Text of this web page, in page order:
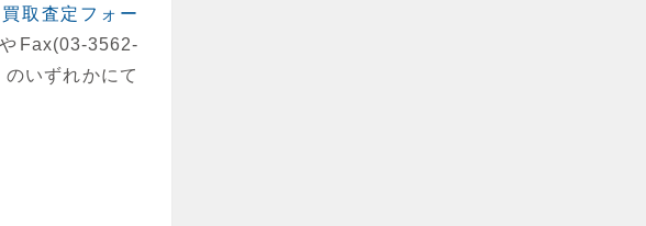
買取査定フォー
やFax(03-3562-
いずれかにて